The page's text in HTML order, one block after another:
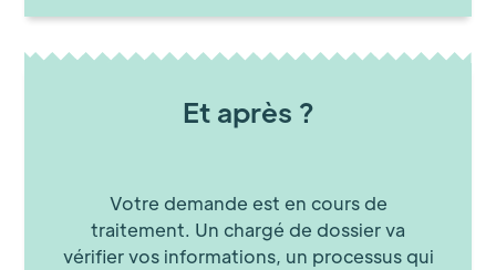
Et après ?
Votre demande est en cours de
traitement. Un chargé de dossier va
vérifier vos informations, un processus qui